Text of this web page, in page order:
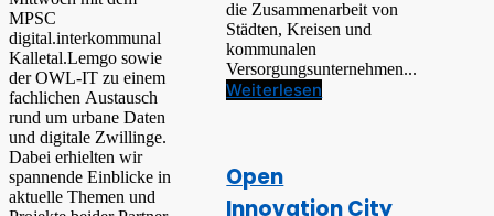
MPSC
digital.interkommunal
Kalletal.Lemgo sowie
der OWL-IT zu einem
fachlichen Austausch
rund um urbane Daten
und digitale Zwillinge.
Dabei erhielten wir
spannende Einblicke in
aktuelle Themen und
die Zusammenarbeit von
Städten, Kreisen und
kommunalen
Versorgungsunternehmen...
Weiterlesen
Open
Innovation City